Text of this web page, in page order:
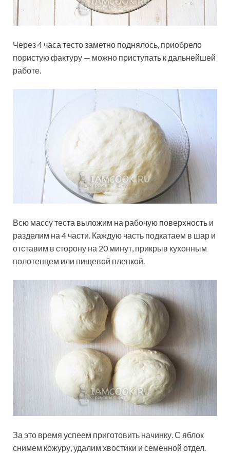
Через 4 часа тесто заметно поднялось, приобрело
пористую фактуру — можно приступать к дальнейшей
работе.
Всю массу теста выложим на рабочую поверхность и
разделим на 4 части. Каждую часть подкатаем в шар и
отставим в сторону на 20 минут, прикрыв кухонным
полотенцем или пищевой пленкой.
За это время успеем приготовить начинку. С яблок
снимем кожуру, удалим хвостики и семенной отдел.